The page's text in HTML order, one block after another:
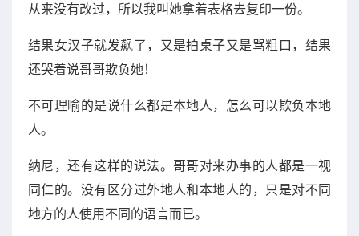
从来没有改过，所以我叫她拿着表格去复印一份。
结果女汉子就发飙了，又是拍桌子又是骂粗口，结果
还哭着说哥哥欺负她！
不可理喻的是说什么都是本地人，怎么可以欺负本地
人。
纳尼，还有这样的说法。哥哥对来办事的人都是一视
同仁的。没有区分过外地人和本地人的，只是对不同
地方的人使用不同的语言而已。